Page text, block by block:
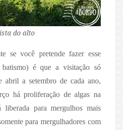
do alto
se você pretende fazer esse
é que a visitação só
abril a setembro de cada ano,
há proliferação de algas na
liberada para mergulhos mais
para mergulhadores com